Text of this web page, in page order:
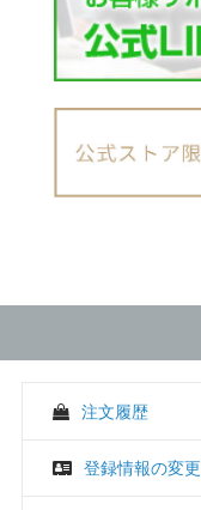
注文履歴
登録情報の変更